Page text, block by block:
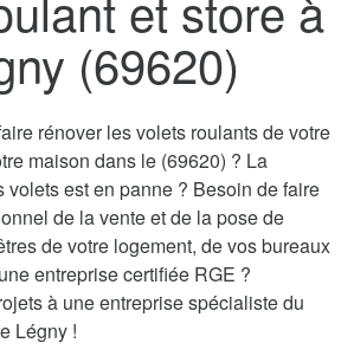
(69620)
rénover les volets roulants de votre
maison dans le (69620) ? La
volets est en panne ? Besoin de faire
de la vente et de la pose de
de votre logement, de vos bureaux
entreprise certifiée RGE ?
à une entreprise spécialiste du
Légny !